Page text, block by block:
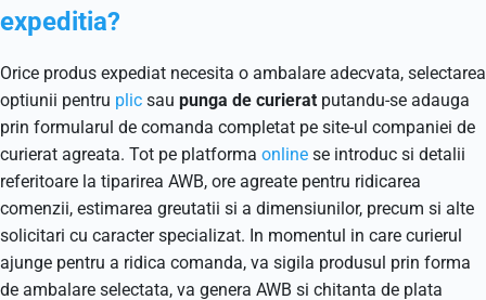
expeditia?
Orice produs expediat necesita o ambalare adecvata, selectarea
optiunii pentru plic sau punga de curierat putandu-se adauga
prin formularul de comanda completat pe site-ul companiei de
curierat agreata. Tot pe platforma online se introduc si detalii
referitoare la tiparirea AWB, ore agreate pentru ridicarea
comenzii, estimarea greutatii si a dimensiunilor, precum si alte
solicitari cu caracter specializat. In momentul in care curierul
ajunge pentru a ridica comanda, va sigila produsul prin forma
de ambalare selectata, va genera AWB si chitanta de plata